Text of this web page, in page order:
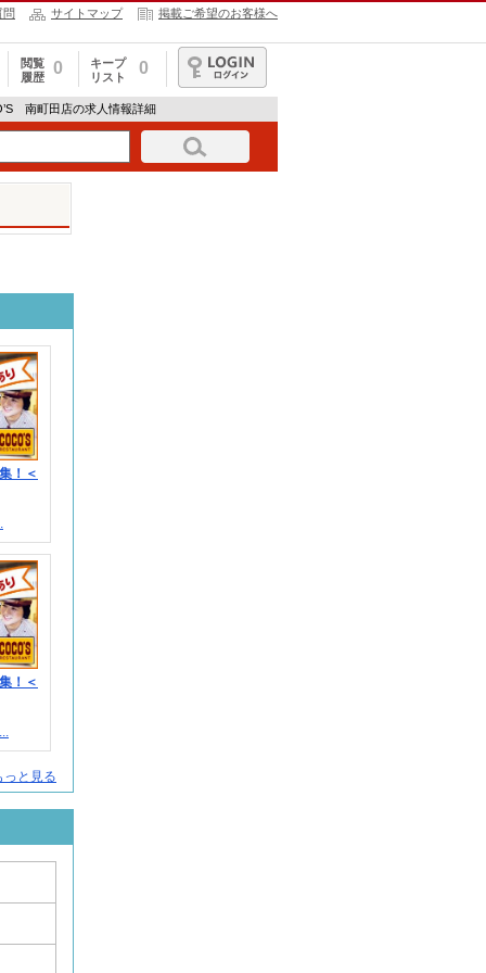
問 サイトマップ 掲載ご希望のお客様へ
閲覧
履歴
0
キープ
リスト
0
ログイン
南町田店の求人情報詳細
！＜
！＜
と見る